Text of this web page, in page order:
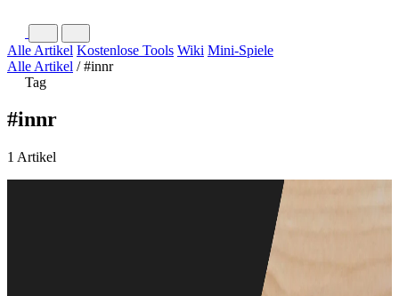
Alle Artikel Kostenlose Tools Wiki Mini-Spiele
Alle Artikel / #innr
Tag
#innr
1 Artikel